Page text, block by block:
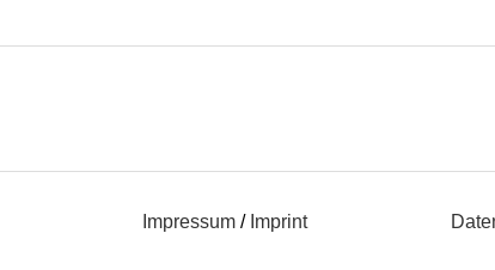
Impressum / Imprint